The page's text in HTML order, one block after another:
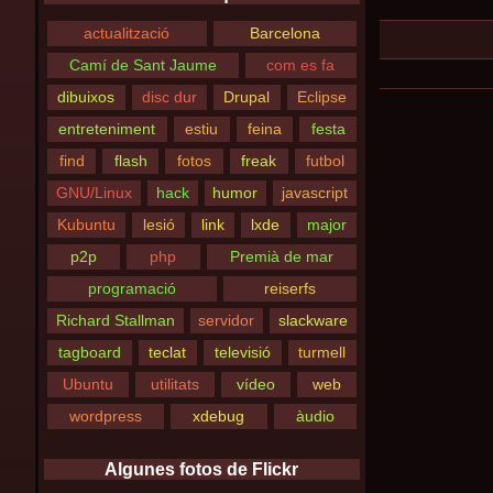
actualització
Barcelona
Camí de Sant Jaume
com es fa
dibuixos
disc dur Drupal
Eclipse
entreteniment
estiu feina
festa
find
flash fotos freak
futbol
GNU/Linux
hack humor
javascript
Kubuntu
lesió link lxde
major
p2p
php
Premià de mar
programació
reiserfs
Richard Stallman
servidor
slackware
tagboard
teclat televisió
turmell
Ubuntu
utilitats vídeo
web
wordpress
xdebug àudio
Algunes fotos de Flickr